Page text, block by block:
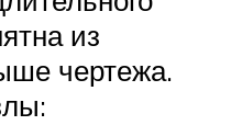
из
чертежа.